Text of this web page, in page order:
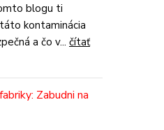
blogu ti
kontaminácia
a čo v... čítať